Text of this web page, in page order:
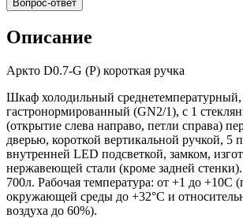
Вопрос-ответ
Описание
Аркто D0.7-G (P) короткая ручка
Шкаф холодильный среднетемпературный,
гастронормированный (GN2/1), с 1
(открытие слева направо, петли справа)
дверью, короткой вертикальной ручкой, 5
внутренней LED подсветкой, замком,
нержавеющей стали (кроме задней
700л. Рабочая температура: от +1 до +10С
окружающей среды до +32°С и
воздуха до 60%).